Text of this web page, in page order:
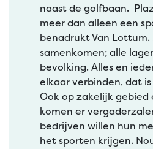
naast de golfbaan.
meer dan alleen een
benadrukt Van Lottum.
samenkomen; alle
bevolking. Alles en
elkaar verbinden, dat
Ook op zakelijk gebied
komen er
bedrijven willen hun
het sporten krijgen.